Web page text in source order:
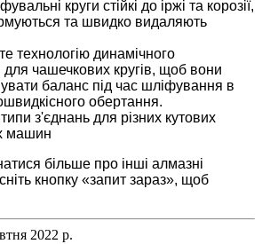
круги стійкі до іржі та корозії,
та швидко видаляють
технологію динамічного
чашечкових кругів, щоб вони
баланс під час шліфування в
обертання.
типи з'єднань для різних кутових
машин
більше про інші алмазні
кнопку «запит зараз», щоб
2022 р.